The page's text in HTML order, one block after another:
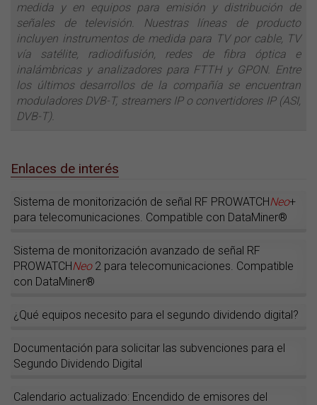
medida y en equipos para emisión y distribución de
señales de televisión. Nuestras líneas de producto
incluyen instrumentos de medida para TV por cable, TV
vía satélite, radiodifusión, redes de fibra óptica e
inalámbricas y analizadores para FTTH y GPON. Entre
los últimos desarrollos de la compañía se encuentran
moduladores DVB-T, streamers IP o convertidores IP (ASI,
DVB-T).
Enlaces de interés
Sistema de monitorización de señal RF PROWATCHNeo+
para telecomunicaciones. Compatible con DataMiner®
Sistema de monitorización avanzado de señal RF
PROWATCHNeo2 para telecomunicaciones. Compatible
con DataMiner®
¿Qué equipos necesito para el segundo dividendo digital?
Documentación para solicitar las subvenciones para el
Segundo Dividendo Digital
Calendario actualizado: Encendido de emisores del